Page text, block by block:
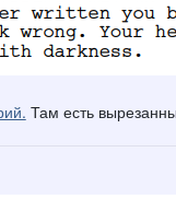
Там есть